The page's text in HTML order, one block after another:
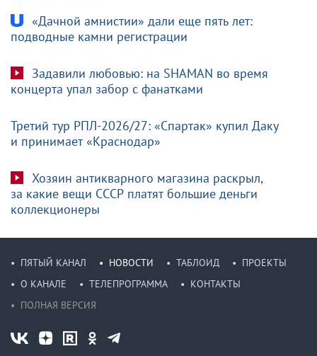
«Дачной амнистии» дали еще пять лет:
подводные камни регистрации
Задавили любовью: на SHAMAN во время
концерта упал забор с фанатками
Третий тур РПЛ-2026/27: «Спартак» купил Даку
и принимает «Краснодар»
Хозяин антикварного магазина раскрыл,
за какие вещи СССР платят большие деньги
коллекционеры
ПЯТЫЙ КАНАЛ НОВОСТИ ТАБЛОИД
ПРОЕКТЫ
О КАНАЛЕ
ТЕЛЕПРОГРАММА
КОНТАКТЫ
ПОЛНАЯ ВЕРСИЯ